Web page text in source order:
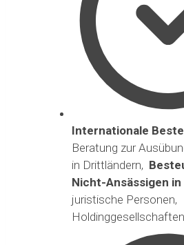
Internationale
Beratung zur
in Drittländern,
Nicht-Ansässigen in
juristische Personen,
Holdinggesellschaften